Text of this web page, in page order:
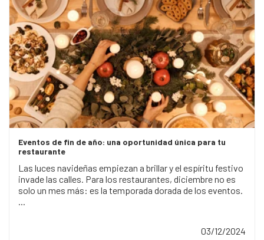
Eventos de fin de año: una oportunidad única para tu
restaurante
Las luces navideñas empiezan a brillar y el espíritu festivo
invade las calles. Para los restaurantes, diciembre no es
solo un mes más: es la temporada dorada de los eventos.
...
03/12/2024